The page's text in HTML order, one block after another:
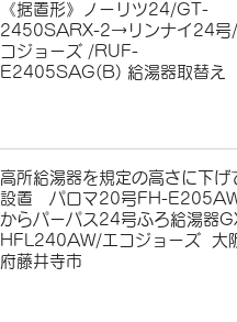
《据置形》ノーリツ24/GT-
2450SARX-2→リンナイ24号/
コジョーズ /RUF-
E2405SAG(B) 給湯器取替え
高所給湯器を規定の高さに下げ
設置 パロマ20号FH-E205AW
からパーパス24号ふろ給湯器
HFL240AW/エコジョーズ 大阪
府藤井寺市